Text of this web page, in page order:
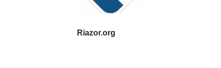
Riazor.org